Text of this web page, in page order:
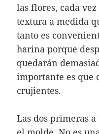
las flores, cada
textura a medida
tanto es
harina porque
quedarán
importante es que
crujientes.
Las dos primeras